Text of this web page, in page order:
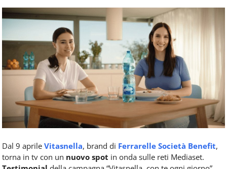
Food
tutte
le
novità
del
comparto
Horeca.
Dal 9 aprile Vitasnella, brand di Ferrarelle Società Benefit,
torna in tv con un nuovo spot in onda sulle reti Mediaset.